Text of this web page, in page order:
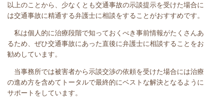
以上のことから、少なくとも交通事故の示談提示を受けた場合に
は交通事故に精通する弁護士に相談をすることがおすすめです。
私は個人的に治療段階で知っておくべき事前情報がたくさんあ
るため、ぜひ交通事故にあった直後に弁護士に相談することをお
勧めしています。
当事務所では被害者から示談交渉の依頼を受けた場合には治療
の進め方を含めてトータルで最終的にベストな解決となるように
サポートをしています。